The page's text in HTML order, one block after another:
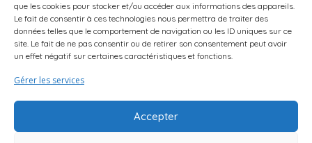
que les cookies pour stocker et/ou accéder aux informations des appareils.
Le fait de consentir à ces technologies nous permettra de traiter des
données telles que le comportement de navigation ou les ID uniques sur ce
site. Le fait de ne pas consentir ou de retirer son consentement peut avoir
un effet négatif sur certaines caractéristiques et fonctions.
Gérer les services
Accepter
Page d’accueil Qui Sommes-Nous ?
Mentions légales
Suggestions d’activités
Curio Endroits & Histoires